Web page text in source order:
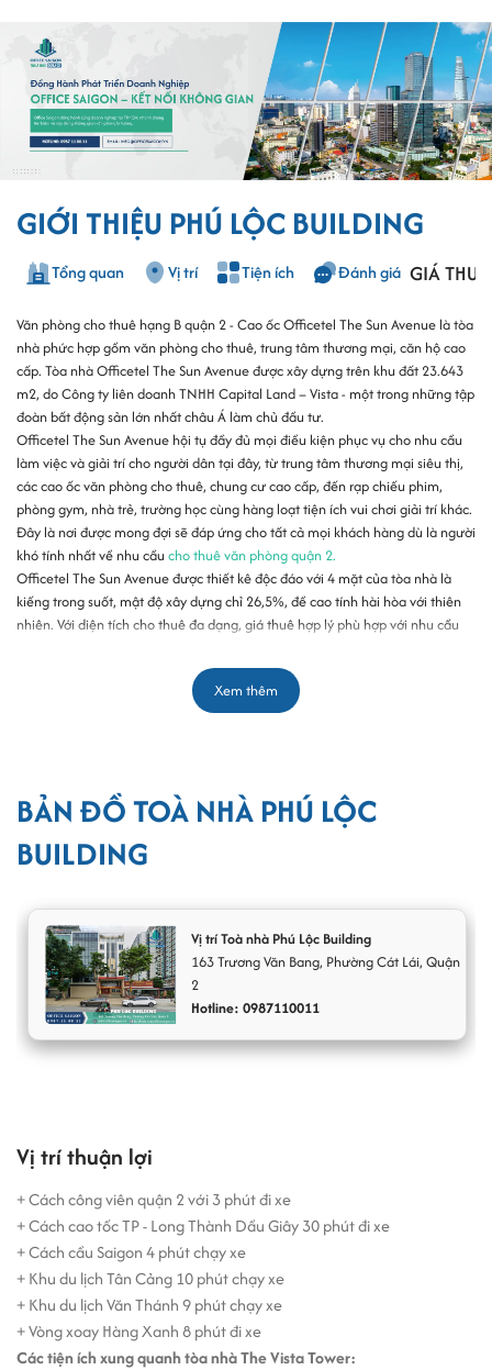
GIỚI THIỆU PHÚ LỘC BUILDING
Tổng quan Vị trí Tiện ích Đánh giá GIÁ
Văn phòng cho thuê hạng B quận 2 - Cao ốc Officetel The Sun Avenue là tòa
nhà phức hợp gồm văn phòng cho thuê, trung tâm thương mại, căn hộ cao
cấp. Tòa nhà Officetel The Sun Avenue được xây dựng trên khu đất 23.643
m2, do Công ty liên doanh TNHH Capital Land – Vista - một trong những tập
đoàn bất động sản lớn nhất châu Á làm chủ đầu tư.
Officetel The Sun Avenue hội tụ đầy đủ mọi điều kiện phục vụ cho nhu cầu
làm việc và giải trí cho người dân tại đây, từ trung tâm thương mại siêu thị,
các cao ốc văn phòng cho thuê, chung cư cao cấp, đến rạp chiếu phim,
phòng gym, nhà trẻ, trường học cùng hàng loạt tiện ích vui chơi giải trí khác.
Đây là nơi được mong đợi sẽ đáp ứng cho tất cả mọi khách hàng dù là người
khó tính nhất về nhu cầu cho thuê văn phòng quận 2.
Officetel The Sun Avenue được thiết kê độc đáo với 4 mặt của tòa nhà là
kiếng trong suốt, mật độ xây dựng chỉ 26,5%, đề cao tính hài hòa với thiên
nhiên. Với diện tích cho thuê đa dạng, giá thuê hợp lý phù hợp với nhu cầu
những lựa chọn khó thể bỏ qua khi nhắc đến chuỗi cao ốc
phường An Phú quận 2.
Bên cạnh đó, Officetel The Sun Avenue còn được trang bị nhiều tiện ích phù
điểm trên, không quá lời khi nói rằng tòa cao ốc Officetel The Sun Avenue là
văn phòng cho thuê
tại đường Xa Lộ Hà Nội quận 2
Xem thêm
BẢN ĐỒ TOÀ NHÀ PHÚ LỘC
BUILDING
Vị trí Toà nhà Phú Lộc Building
163Trương Văn Bang, Phường Cát Lái, Quận
2
Hotline: 0987110011
Vị trí thuận lợi
+ Cách công viên quận 2 với 3 phút đi xe
+ Cách cao tốc TP - Long Thành Dầu Giây 30 phút đi xe
+ Cách cầu Saigon 4 phút chạy xe
+ Khu du lịch Tân Cảng 10 phút chạy xe
+ Khu du lịch Văn Thánh 9 phút chạy xe
+ Vòng xoay Hàng Xanh 8 phút đi xe
Các tiện ích xung quanh tòa nhà The Vista Tower: